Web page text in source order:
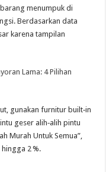
menumpuk di
Berdasarkan data
karena tampilan
Lama: 4 Pilihan
gunakan furnitur built‑in
geser alih‑alih pintu
Murah Untuk Semua”,
2 %.